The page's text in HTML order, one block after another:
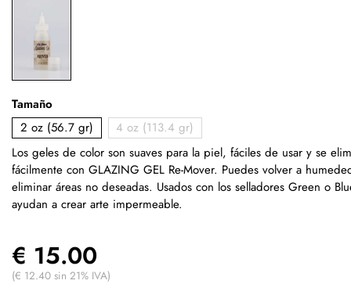
Tamaño
2 oz (56.7 gr)
4 oz (113.4 gr)
Los geles de color son suaves para la piel, fáciles de usar y se
fácilmente con GLAZING GEL Re-Mover. Puedes volver a
eliminar áreas no deseadas. Usados con los selladores Green o
ayudan a crear arte impermeable.
€ 15.00
(€ 12.40 sin 21% IVA)